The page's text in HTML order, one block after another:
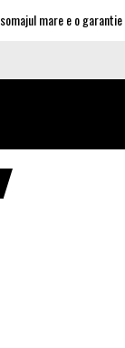
mare e o garantie